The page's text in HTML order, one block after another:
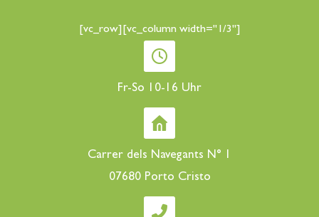
[vc_row][vc_column width="1/3"]
Fr-So 10-16 Uhr
Carrer dels Navegants N° 1
07680 Porto Cristo